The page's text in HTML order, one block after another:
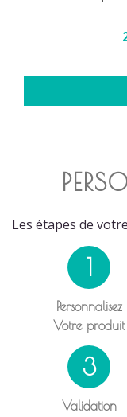
Les étapes de
1
Personnalisez
Votre produit
3
Validation